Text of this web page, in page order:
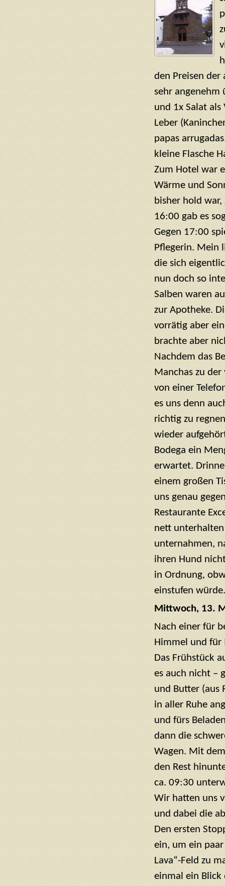
den Preisen der
sehr angenehm
und 1x Salat als
Leber
papas
kleine Flasche
Zum Hotel war
Wärme und
bisher hold
16:00 gab es
Gegen 17:00
Pflegerin. Mein
die sich
nun doch so
Salben waren
zur Apotheke.
vorrätig aber
brachte aber
Nachdem das
Manchas zu
von einer
es uns denn
richtig zu
wieder
Bodega ein
erwartet.
einem großen
uns genau
Restaurante
nett
unternahmen,
ihren Hund
in Ordnung,
einstufen würde.
Mittwoch, 13.
Nach einer für
Himmel und für
Das Frühstück
es auch nicht –
und Butter (aus
in aller Ruhe
und fürs
dann die
Wagen. Mit
den Rest
ca. 09:30
Wir hatten uns
und dabei die
Den ersten
ein, um ein
Lava“-Feld zu
einmal ein Blick